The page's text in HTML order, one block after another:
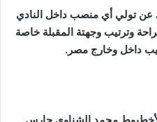
عن تولي أي منصب داخل النادي
وترتيب وجهتة المقبلة خاصة
داخل وخارج مصر.